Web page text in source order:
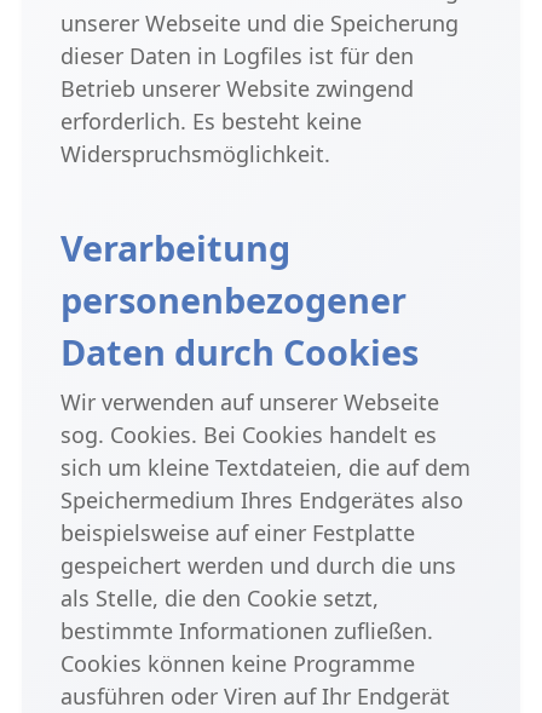
unserer Webseite und die Speicherung
dieser Daten in Logfiles ist für den
Betrieb unserer Website zwingend
erforderlich. Es besteht keine
Widerspruchsmöglichkeit.
Verarbeitung
personenbezogener
Daten durch Cookies
Wir verwenden auf unserer Webseite
sog. Cookies. Bei Cookies handelt es
sich um kleine Textdateien, die auf dem
Speichermedium Ihres Endgerätes also
beispielsweise auf einer Festplatte
gespeichert werden und durch die uns
als Stelle, die den Cookie setzt,
bestimmte Informationen zufließen.
Cookies können keine Programme
ausführen oder Viren auf Ihr Endgerät